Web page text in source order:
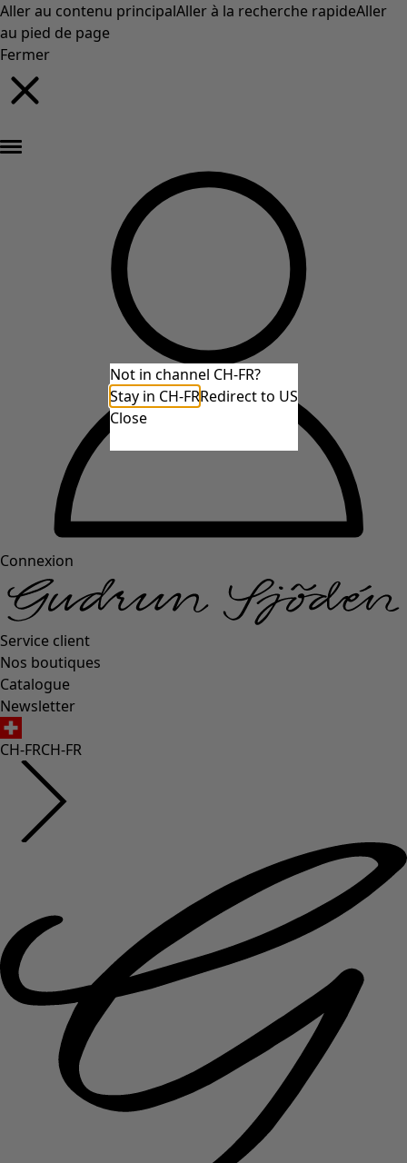
Aller au contenu principalAller à la recherche rapideAller
au pied de page
Fermer
Connexion
Service client
Nos boutiques
Catalogue
Newsletter
CH-FRCH-FR
Not in channel CH-FR?
Stay in CH-FRRedirect to US
Close